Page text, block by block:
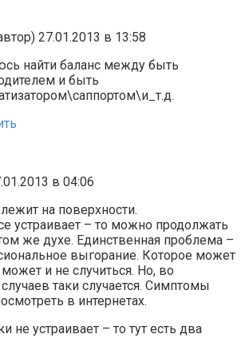
27.01.2013 в 13:58
найти баланс между быть
и быть
в 04:06
на поверхности.
устраивает – то можно продолжать
же духе. Единственная проблема –
выгорание. Которое может
может и не случиться. Но, во
таки случается. Симптомы
в интернетах.
не устраивает – то тут есть два